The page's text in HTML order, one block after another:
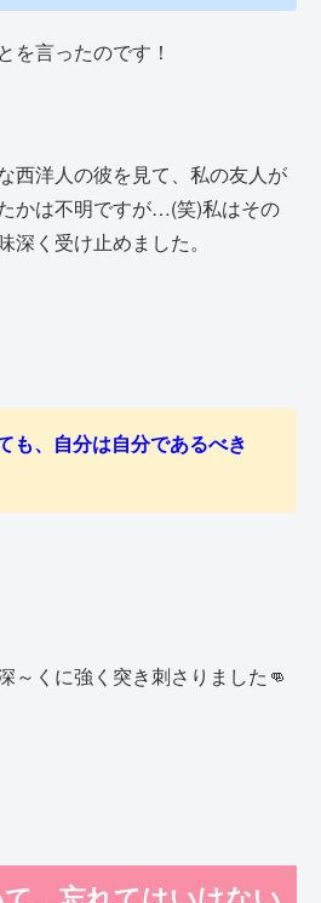
を言ったのです！
西洋人の彼を見て、私の友人が
かは不明ですが…(笑)私はその
く受け止めました。
も、自分は自分であるべき
～くに強く突き刺さりました👊